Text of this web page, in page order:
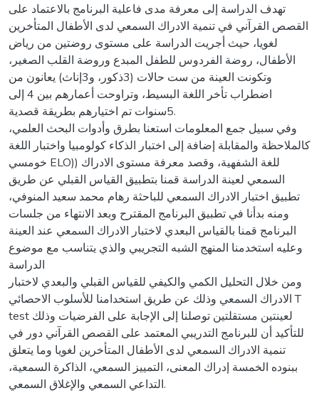
تهدف الدراسة إلى معرفة مدى فاعلية البرنامج بالاعتماد على
القصص القرآني في تنمية الادراك السمعي لدى الأطفال المتأخرين
لغويا، حيث أجريت الدراسة على مستوى روضتين من رياض
الأطفال، روضة الفردوس للطفل المبدع وروضة القلب الصغير،
وتكونت العينة من ست حالات (3ذكور، و3إناث) يعانون من
اضطراب تأخر اللغة البسيط، وتراوحت أعمارهم بين 4 إلى
5سنوات تم اختيارهم بطريقة قصدية.
وفي سبيل جمع المعلومات استعنا بطرق وأدوات البحث العلمي،
كالملاحظة والمقابلة إضافة إلى اختبار الذكاء كولومبيا واختبار اللغة
خومسي ELO)) للغة الشفهية، وقصد معرفة مستوى الادراك
السمعي لعينة الدراسة قمنا بتطبيق القياس القبلي عن طريق
تطبيق اختبار الادراك السمعي للباحثة رهام محمد سعيد المنوفي،
ومنه بدأنا في تطبيق البرنامج المقترح وبعد الانتهاء من جلسات
البرنامج قمنا بالقياس البعدي لاختبار الادراك السمعي عند العينة
وعليه استخدمنا المنهج الشبه التجريبي والذي يتناسب مع موضوع
الدراسة
ومن خلال التحليل الكمي والكيفي للقياس القبلي والبعدي لاختبار
الادراك السمعي وذلك عن طريق استخدامنا للأسلوب الاحصائي T
test لعينتين مستقلتين توصلنا إلى الإجابة على الفرضيات وذلك
للتأكيد أن للبرنامج التدريبي المعتمد على القصص القرآني دور في
تنمية الادراك السمعي لدى الأطفال المتأخرين لغويا وما يتعلق
ببنوده الخمسة إدراك المعنى، التمييز السمعي، الذاكرة السمعية،
التداعي السمعي والإغلاق السمعي.